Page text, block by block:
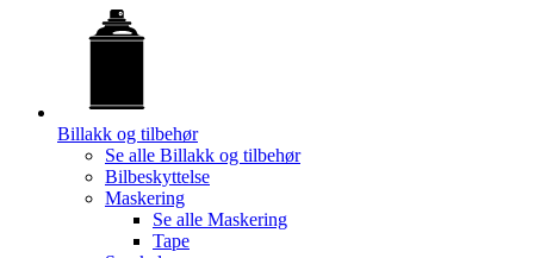
Billakk og tilbehør
Se alle Billakk og tilbehør
Bilbeskyttelse
Maskering
Se alle Maskering
Tape